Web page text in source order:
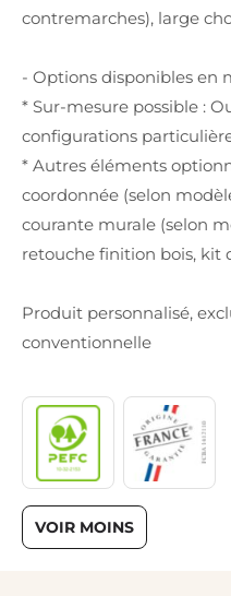
contremarches), large
- Options disponibles en
* Sur-mesure possible :
configurations
* Autres éléments
coordonnée (selon
courante murale (selon
retouche finition bois, kit
Produit personnalisé,
conventionnelle
VOIR MOINS